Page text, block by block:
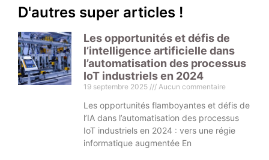
D'autres super articles !
Les opportunités et défis de
l’intelligence artificielle dans
l’automatisation des processus
IoT industriels en 2024
19 septembre 2025 Aucun commentaire
Les opportunités flamboyantes et défis de
l’IA dans l’automatisation des processus
IoT industriels en 2024 : vers une régie
informatique augmentée En